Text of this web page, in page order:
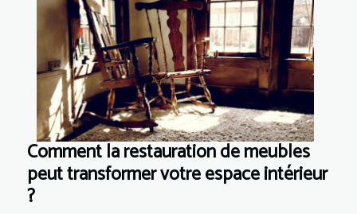
Comment la restauration de meubles
peut transformer votre espace intérieur
?